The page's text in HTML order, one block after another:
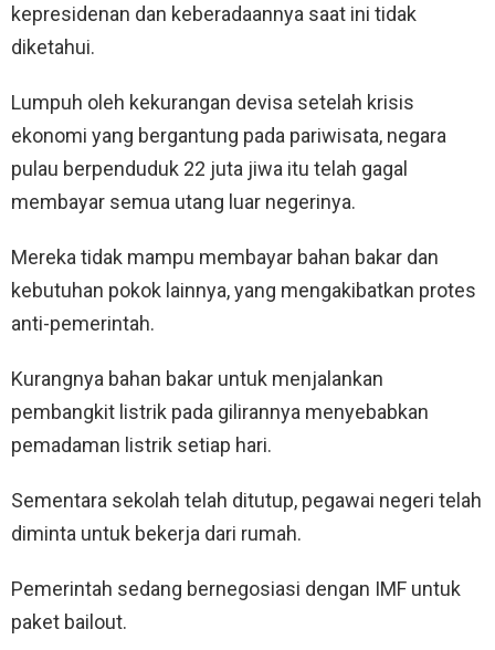
kepresidenan dan keberadaannya saat ini tidak
diketahui.
Lumpuh oleh kekurangan devisa setelah krisis
ekonomi yang bergantung pada pariwisata, negara
pulau berpenduduk 22 juta jiwa itu telah gagal
membayar semua utang luar negerinya.
Mereka tidak mampu membayar bahan bakar dan
kebutuhan pokok lainnya, yang mengakibatkan protes
anti-pemerintah.
Kurangnya bahan bakar untuk menjalankan
pembangkit listrik pada gilirannya menyebabkan
pemadaman listrik setiap hari.
Sementara sekolah telah ditutup, pegawai negeri telah
diminta untuk bekerja dari rumah.
Pemerintah sedang bernegosiasi dengan IMF untuk
paket bailout.